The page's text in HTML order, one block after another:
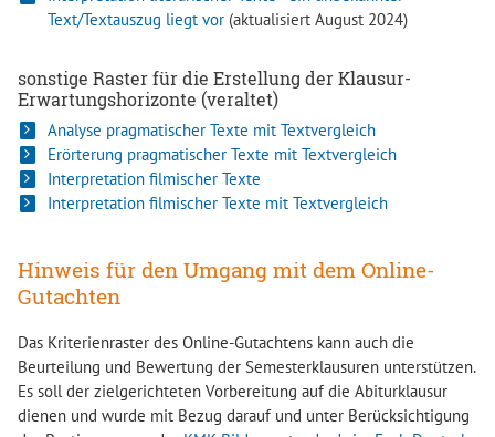
Text/Textauszug liegt vor (aktualisiert August 2024)
sonstige Raster für die Erstellung der Klausur-
Erwartungshorizonte (veraltet)
Analyse pragmatischer Texte mit Textvergleich
Erörterung pragmatischer Texte mit Textvergleich
Interpretation filmischer Texte
Interpretation filmischer Texte mit Textvergleich
Hinweis für den Umgang mit dem Online-
Gutachten
Das Kriterienraster des Online-Gutachtens kann auch die
Beurteilung und Bewertung der Semesterklausuren unterstützen.
Es soll der zielgerichteten Vorbereitung auf die Abiturklausur
dienen und wurde mit Bezug darauf und unter Berücksichtigung